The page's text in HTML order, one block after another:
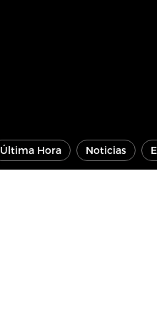
Última Hora Noticias